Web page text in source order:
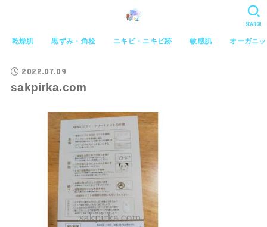
乾燥肌 黒ずみ・角栓 ニキビ・ニキビ跡 敏感肌 オーガニ
SEARCH
2022.07.09
sakpirka.com